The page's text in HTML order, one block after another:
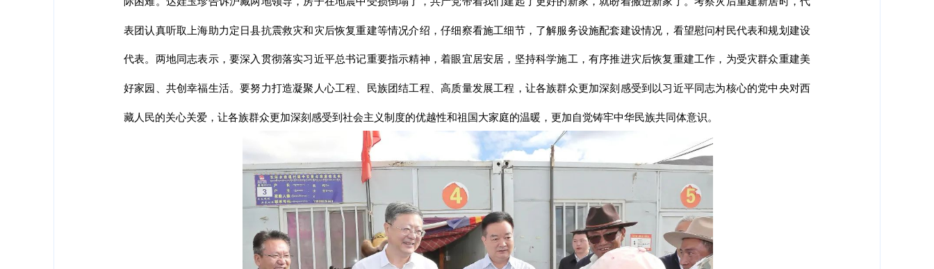
表团认真听取上海助力定日县抗震救灾和灾后恢复重建等情况介绍，仔细察看施工细节，了解服务设施配套建设情况，看望慰问村民代表和规划建设
代表。两地同志表示，要深入贯彻落实习近平总书记重要指示精神，着眼宜居安居，坚持科学施工，有序推进灾后恢复重建工作，为受灾群众重建美
好家园、共创幸福生活。要努力打造凝聚人心工程、民族团结工程、高质量发展工程，让各族群众更加深刻感受到以习近平同志为核心的党中央对西
藏人民的关心关爱，让各族群众更加深刻感受到社会主义制度的优越性和祖国大家庭的温暖，更加自觉铸牢中华民族共同体意识。